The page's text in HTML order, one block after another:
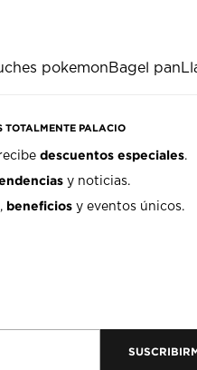
pokemonBagel pan
TOTALMENTE PALACIO
descuentos especiales.
y noticias.
beneficios y eventos únicos.